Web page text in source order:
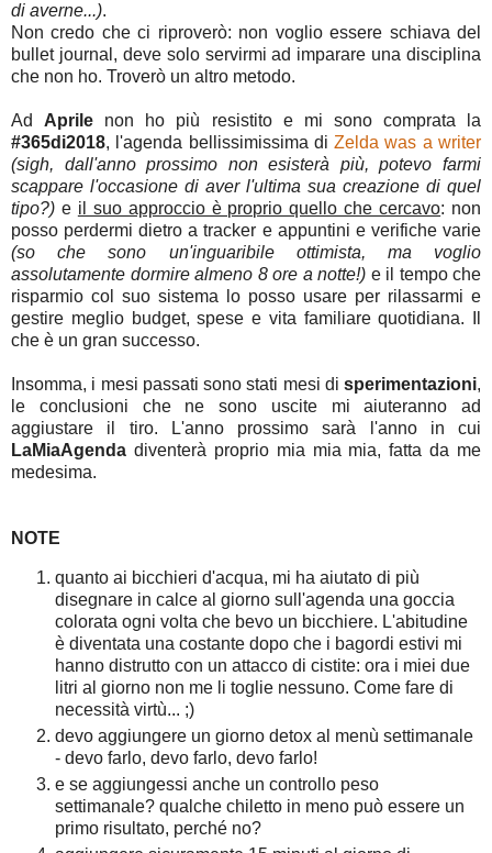
di averne...).
Non credo che ci riproverò: non voglio essere schiava del
bullet journal, deve solo servirmi ad imparare una disciplina
che non ho. Troverò un altro metodo.
AdAprile non ho più resistito e mi sono comprata la
#365di2018, l'agenda bellissimissima diZelda was a writer
(sigh, dall'anno prossimo non esisterà più, potevo farmi
scappare l'occasione di aver l'ultima sua creazione di quel
tipo?) e il suo approccio è proprio quello che cercavo: non
posso perdermi dietro a tracker e appuntini e verifiche varie
(so che sono un'inguaribile ottimista, ma voglio
assolutamente dormire almeno 8 ore a notte!) e il tempo che
risparmio col suo sistema lo posso usare per rilassarmi e
gestire meglio budget, spese e vita familiare quotidiana. Il
che è un gran successo.
Insomma, i mesi passati sono stati mesi di sperimentazioni,
le conclusioni che ne sono uscite mi aiuteranno ad
aggiustare il tiro. L'anno prossimo sarà l'anno in cui
LaMiaAgenda diventerà proprio mia mia mia, fatta da me
medesima.
NOTE
quanto ai bicchieri d'acqua, mi ha aiutato di più
disegnare in calce al giorno sull'agenda una goccia
colorata ogni volta che bevo un bicchiere. L'abitudine
è diventata una costante dopo che i bagordi estivi mi
hanno distrutto con un attacco di cistite: ora i miei due
litri al giorno non me li toglie nessuno. Come fare di
necessità virtù... ;)
devo aggiungere un giorno detox al menù settimanale
- devo farlo, devo farlo, devo farlo!
e se aggiungessi anche un controllo peso
settimanale? qualche chiletto in meno può essere un
primo risultato, perché no?